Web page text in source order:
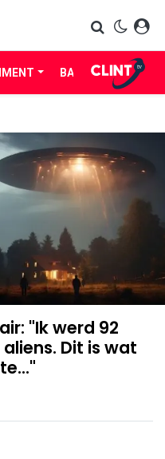
BABES LIFE
"Ik werd 92
Dit is wat
link